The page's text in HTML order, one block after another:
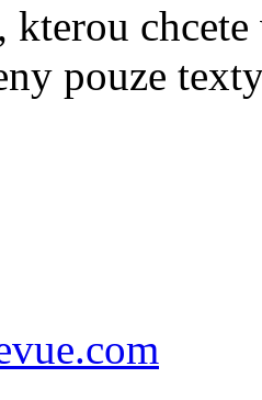
kterou
pouze